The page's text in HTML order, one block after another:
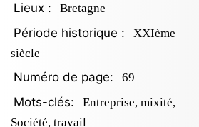
Lieux : Bretagne
Période historique :
XXIème
siècle
Numéro de page: 69
Mots-clés:
Entreprise, mixité,
Société, travail